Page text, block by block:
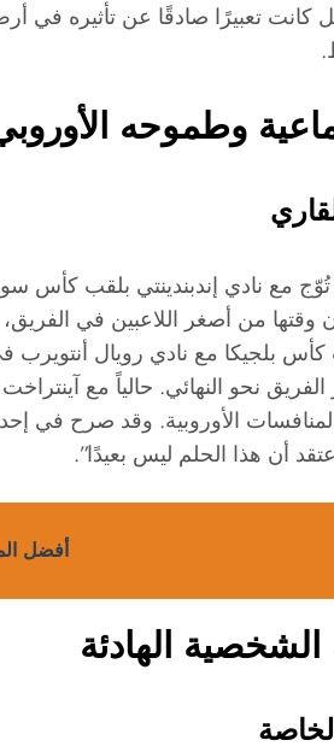
كانت تعبيرًا صادقًا عن تأثيره في
وطموحه
مع نادي إندبندينتي بلقب كأس
وقتها من أصغر اللاعبين في
نحو النهائي. حالياً مع
الأوروبية. وقد صرح في
أن هذا الحلم ليس بعيدًا”.
أفضل
الهادئة